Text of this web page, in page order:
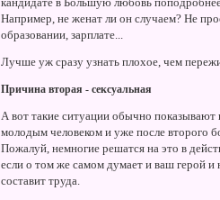
Например, не женат ли он случаем? Не
образовании, зарплате...
Лучше уж сразу узнать плохое, чем
Причина вторая - сексуальная
А вот такие ситуации обычно показывают
молодым человеком и уже после второго
Пожалуй, немногие решатся на это в
если о том же самом думает и ваш герой
составит труда.